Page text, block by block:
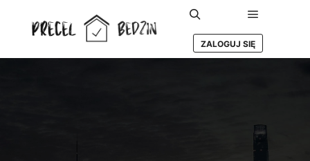
Szukaj Główne
ZALOGUJ SIĘ